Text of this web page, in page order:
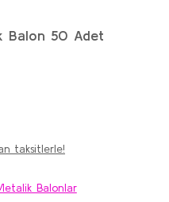
Balon 50 Adet
taksitlerle!
Balonlar